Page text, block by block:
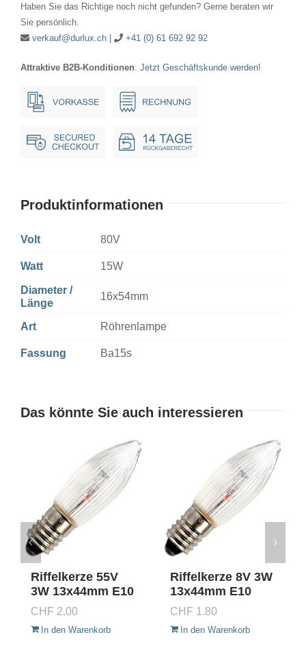
Ba15s
Menge
Haben Sie das Richtige noch nicht gefunden? Gerne beraten wir
Sie persönlich.
verkauf@durlux.ch| +41 (0) 61 692 92 92
Attraktive B2B-Konditionen: Jetzt Geschäftskunde werden!
Produktinformationen
Volt 80V
Watt 15W
Diameter /
Länge
16x54mm
Art Röhrenlampe
Fassung Ba15s
Das könnte Sie auch interessieren
Riffelkerze 55V
3W 13x44mm E10
CHF 2.00
In den Warenkorb
Riffelkerze 8V 3W
13x44mm E10
CHF 1.80
In den Warenkorb